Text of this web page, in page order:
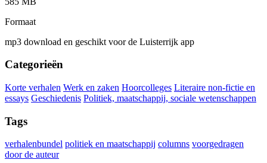
Formaat
mp3 download en geschikt voor de Luisterrijk app
Categorieën
Korte verhalen Werk en zaken Hoorcolleges Literaire non-fictie en
essays Geschiedenis Politiek, maatschappij, sociale wetenschappen
Tags
verhalenbundel politiek en maatschappij columns voorgedragen
door de auteur